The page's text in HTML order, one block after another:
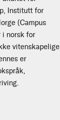
Institutt for
(Campus
i norsk for
vitenskapelige
er